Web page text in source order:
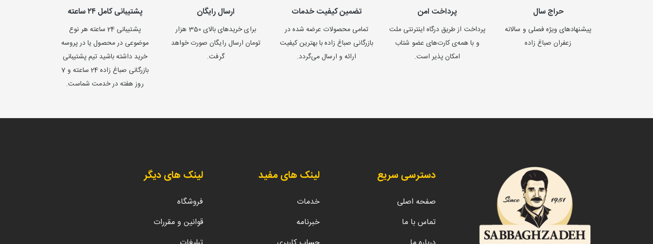
حراج سال
پیشنهادهای ویژه فصلی و سالانه
زعفران صباغ زاده
پرداخت امن
پرداخت از طریق درگاه اینترنتی ملت
و با همه‌ی کارت‌های عضو شتاب
امکان پذیر است.
تضمین کیفیت خدمات
تمامی محصولات عرضه شده در
بازرگانی صباغ زاده با بهترین کیفیت
ارائه و ارسال می‌گردد.
ارسال رایگان
برای خریدهای بالای 350 هزار
تومان ارسال رایگان صورت خواهد
گرفت.
پشتیبانی کامل ۲۴ ساعته
پشتیبانی 24 ساعته هر نوع
موضوعی در محصول یا در پروسه
خرید داشته باشید تیم پشتیبانی
بازرگانی صباغ زاده 24 ساعته و 7
روز هفته در خدمت شماست.
دسترسی سریع
صفحه اصلی
تماس با ما
لینک های مفید
خدمات
خبرنامه
لینک های دیگر
فروشگاه
قوانین و مقررات